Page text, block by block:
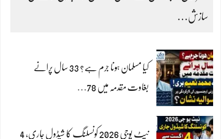
سازش…
کیا مسلمان ہونا جرم ہے؟ 33 سال پرانے
بغاوت مقدمہ میں 78…
نیٹ یوجی 2026 کونسلنگ کا شیڈول جاری، 4